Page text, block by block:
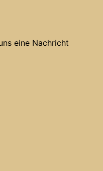
eine Nachricht